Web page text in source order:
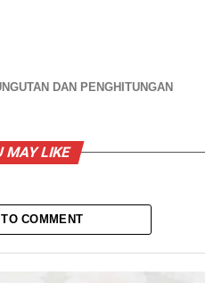
DAN PENGHITUNGAN
MAY LIKE
COMMENT